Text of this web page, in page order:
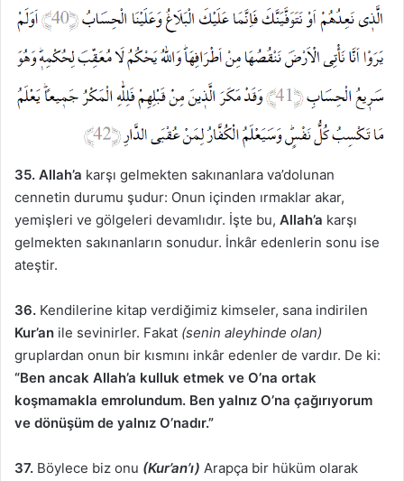
35. Allah’a karşı gelmekten sakınanlara va’dolunan
cennetin durumu şudur: Onun içinden ırmaklar akar,
yemişleri ve gölgeleri devamlıdır. İşte bu, Allah’a karşı
gelmekten sakınanların sonudur. İnkâr edenlerin sonu ise
ateştir.
36. Kendilerine kitap verdiğimiz kimseler, sana indirilen
Kur’an ile sevinirler. Fakat (senin aleyhinde olan)
gruplardan onun bir kısmını inkâr edenler de vardır. De ki:
“Ben ancak Allah’a kulluk etmek ve O’na ortak
koşmamakla emrolundum. Ben yalnız O’na çağırıyorum
ve dönüşüm de yalnız O’nadır.”
37. Böylece biz onu (Kur’an’ı) Arapça bir hüküm olarak